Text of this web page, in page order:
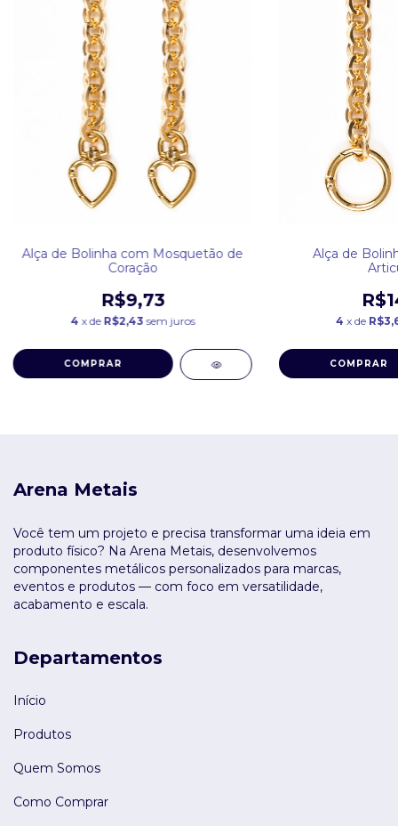
Alça de Bolinha com Mosquetão de
Coração
R$9,73
4 x de R$2,43 sem juros
COMPRAR
Alça de
4 x de
COMPRAR
Arena Metais
Você tem um projeto e precisa transformar uma ideia em
produto físico? Na Arena Metais, desenvolvemos
componentes metálicos personalizados para marcas,
eventos e produtos — com foco em versatilidade,
acabamento e escala.
Departamentos
Início
Produtos
Quem Somos
Como Comprar